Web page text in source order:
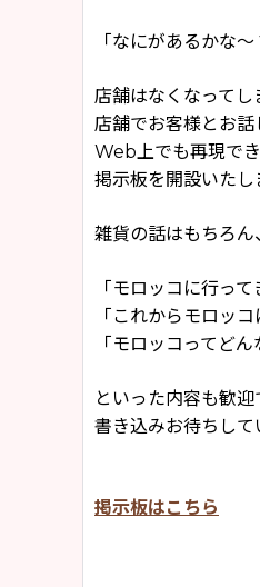
「なにがあるかな
店舗はなくなってし
店舗でお客様とお話
Web上でも再現でき
掲示板を開設いたし
雑貨の話はもちろん
「モロッコに行って
「これからモロッコ
「モロッコってどん
といった内容も歓迎
書き込みお待ちし
掲示板はこちら